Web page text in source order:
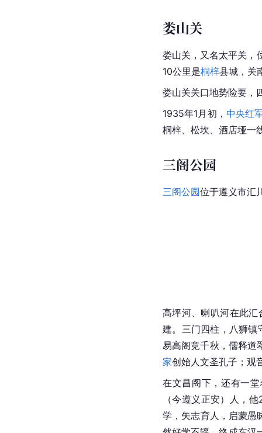
娄山关
娄山关 ，又名太平关
10公里是桐梓县城， 关
娄山关关口地势险要，
1935年1月初， 中央红
桐梓、松坎、酒店垭一
三阁公园
三阁公园位于遵义市汇
高坪河、喇叭河在此汇
建。三门四柱，八狮镇
易高阁竞千秋，儒释道
家创始人文圣孔子； 观
在文昌阁下，还有一堂
（今遵义正安）人，
学，矢志育人，启蒙愚